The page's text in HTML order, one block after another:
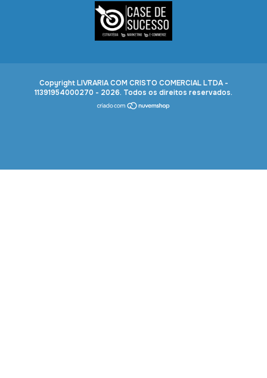
Copyright LIVRARIA COM CRISTO COMERCIAL LTDA -
11391954000270 - 2026. Todos os direitos reservados.